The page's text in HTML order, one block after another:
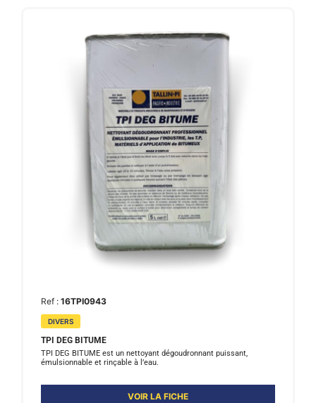
Ref : 16TPI0943
DIVERS
TPI DEG BITUME
TPI DEG BITUME est un nettoyant dégoudronnant puissant,
émulsionnable et rinçable à l’eau.
VOIR LA FICHE